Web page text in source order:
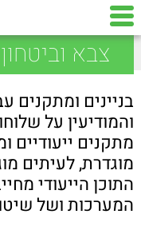
צבא וביטחון
בניינים ומתקנים
והמודיעין על
מתקנים ייעודיים
מוגדרת, לעיתים
התוכן הייעודי
המערכות ושל